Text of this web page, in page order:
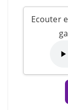
Ecouter